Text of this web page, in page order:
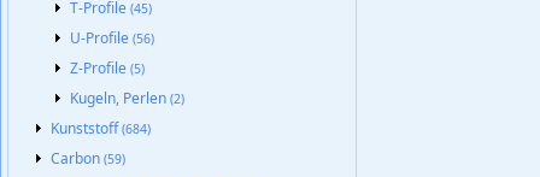
T-Profile (45)
U-Profile (56)
Z-Profile (5)
Kugeln, Perlen (2)
Kunststoff(684)
Carbon (59)